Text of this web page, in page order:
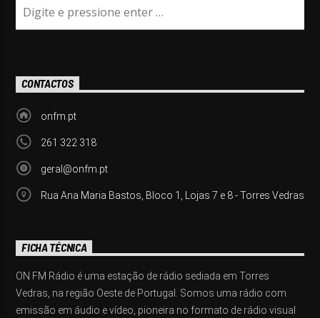
CONTACTOS
onfm.pt
261 322 318
geral@onfm.pt
Rua Ana Maria Bastos, Bloco 1, Lojas 7 e 8 - Torres Vedras
FICHA TÉCNICA
ON FM Rádio é uma estação de rádio sediada em Torres
Vedras, na região Oeste de Portugal. Somos uma rádio com
emissão em áudio e vídeo, pioneira no formato de rádio visual